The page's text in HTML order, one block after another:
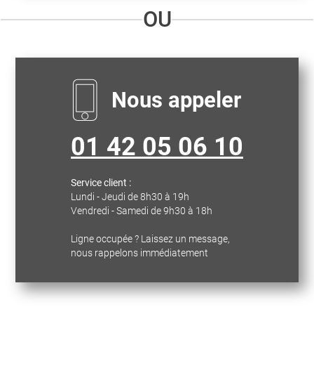
OU
Nous appeler
01 42 05 06 10
Service client :
Lundi - Jeudi de 8h30 à 19h
Vendredi - Samedi de 9h30 à 18h
Ligne occupée ? Laissez un message,
nous rappelons immédiatement